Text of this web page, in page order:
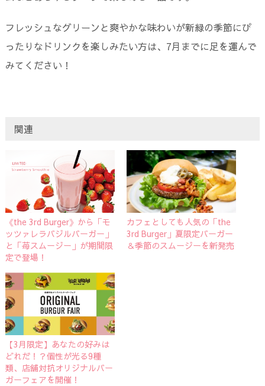
フレッシュなグリーンと爽やかな味わいが新緑の季節にぴ
ったりなドリンクを楽しみたい方は、7月までに足を運んで
みてください！
関連
《the 3rd Burger》から「モ
ッツァレラバジルバーガー」
と「苺スムージー」が期間限
定で登場！
カフェとしても人気の「the
3rd Burger」夏限定バーガー
＆季節のスムージーを新発売
【3月限定】あなたの好みは
どれだ！？個性が光る9種
類、店舗対抗オリジナルバー
ガーフェアを開催！